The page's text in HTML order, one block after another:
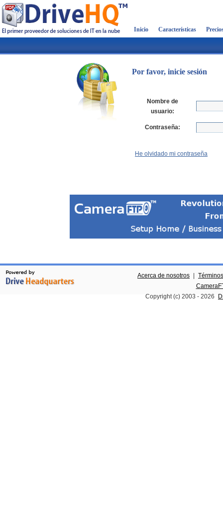
Inicio Características
Por favor, inicie sesión
Nombre de
usuario:
Contraseña:
He olvidado mi contraseña
Acerca de nosotros
Copyright (c) 2003 - 2026